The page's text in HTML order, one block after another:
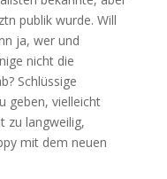
publik wurde. Will
ja, wer und
nicht die
Schlüssige
geben, vielleicht
zu langweilig,
mit dem neuen